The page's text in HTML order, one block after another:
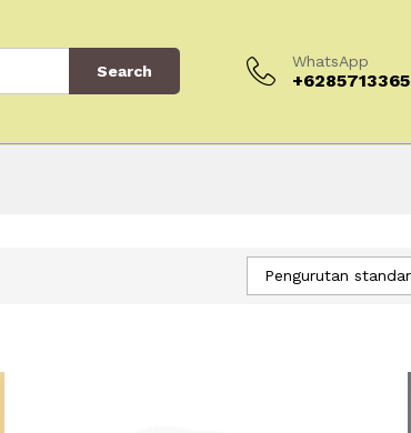
Search
WhatsApp
Pengurutan standar